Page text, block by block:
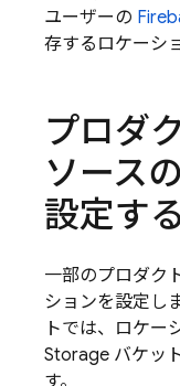
ユーザーの
存するロケーシ
プロダ
ソース
設定する
一部のプロダク
ションを設定し
トでは、ロケー
Storage バケッ
す。